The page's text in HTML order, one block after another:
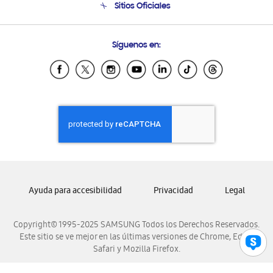
Soporte vía eMail
Sitios Oficiales
Samsung Ecuador
Samsung El Salvador
Samsung Honduras
Samsung Nicaragua
Samsung Panamá
Samsung Venezuela
Síguenos en:
Copyright© 1995-2025 SAMSUNG Todos los Derechos Reservados.
Este sitio se ve mejor en las últimas versiones de Chrome, Edge,
Safari y Mozilla Firefox.
Ayuda para accesibilidad Privacidad Legal